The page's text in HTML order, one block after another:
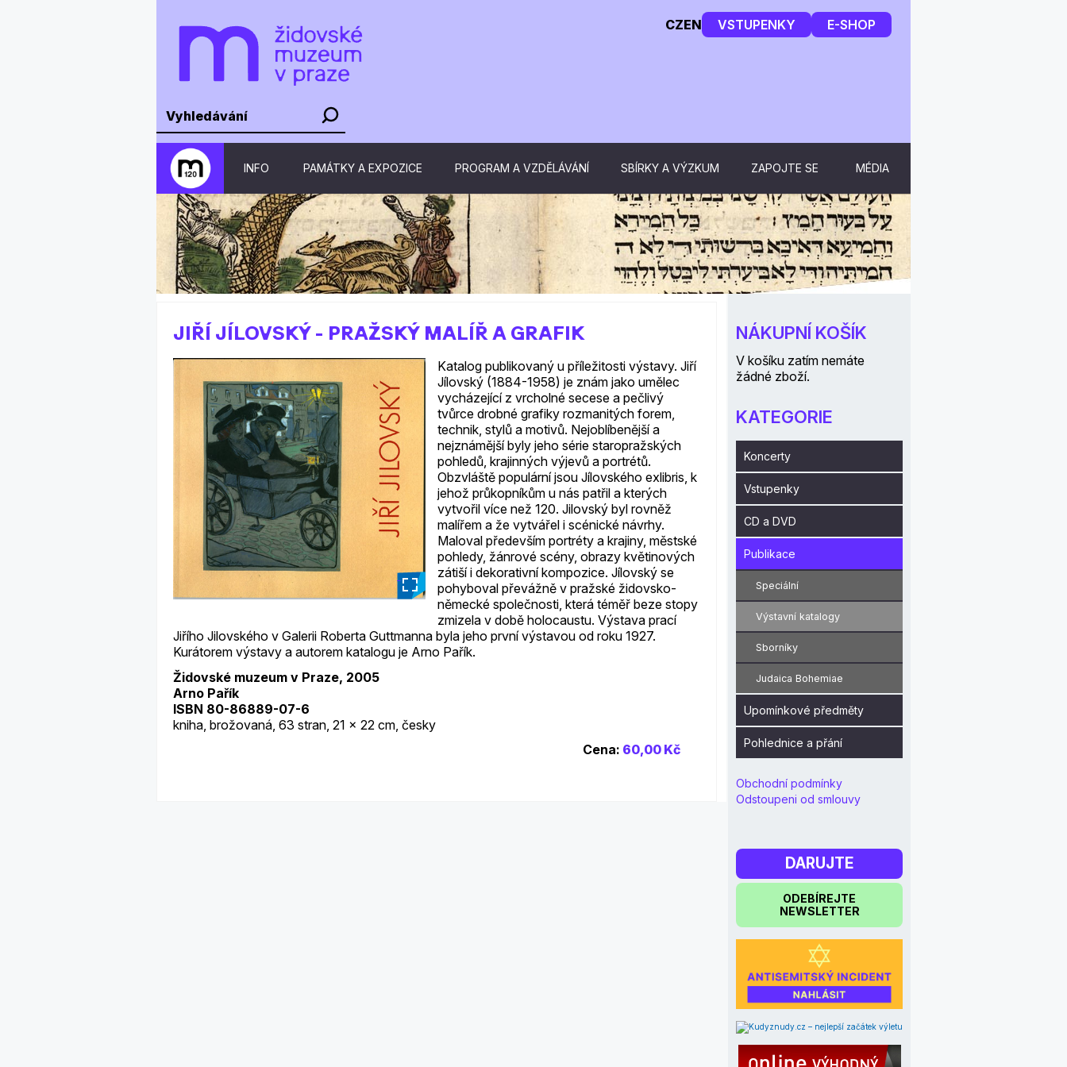
CZEN VSTUPENKY E-SHOP
INFO PAMÁTKY A EXPOZICE PROGRAM A VZDĚLÁVÁNÍ SBÍRKY A VÝZKUM ZAPOJTE SE MÉDIA
JIŘÍ JÍLOVSKÝ - PRAŽSKÝ MALÍŘ A GRAFIK
Katalog publikovaný u příležitosti výstavy. Jiří
Jílovský (1884-1958) je znám jako umělec
vycházející z vrcholné secese a pečlivý
tvůrce drobné grafiky rozmanitých forem,
technik, stylů a motivů. Nejoblíbenější a
nejznámější byly jeho série staropražských
pohledů, krajinných výjevů a portrétů.
Obzvláště populární jsou Jílovského exlibris, k
jehož průkopníkům u nás patřil a kterých
vytvořil více než 120. Jilovský byl rovněž
malířem a že vytvářel i scénické návrhy.
Maloval především portréty a krajiny, městské
pohledy, žánrové scény, obrazy květinových
zátiší i dekorativní kompozice. Jílovský se
pohyboval převážně v pražské židovsko-
německé společnosti, která téměř beze stopy
zmizela v době holocaustu. Výstava prací
Jiřího Jilovského v Galerii Roberta Guttmanna byla jeho první výstavou od roku 1927.
Kurátorem výstavy a autorem katalogu je Arno Pařík.
Židovské muzeum v Praze, 2005
Arno Pařík
ISBN 80-86889-07-6
kniha, brožovaná, 63 stran, 21 x 22 cm, česky
Cena: 60,00 Kč
NÁKUPNÍ KOŠÍK
V košíku zatím nemáte
žádné zboží.
KATEGORIE
Koncerty
Vstupenky
CD a DVD
Publikace
Speciální
Výstavní katalogy
Sborníky
Judaica Bohemiae
Upomínkové předměty
Pohlednice a přání
Obchodní podmínky
Odstoupeni od smlouvy
DARUJTE
ODEBÍREJTE
NEWSLETTER